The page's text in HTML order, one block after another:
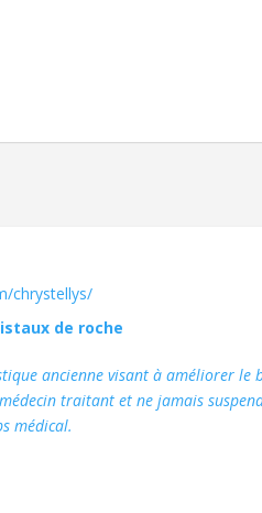
chrystellys/
de roche
ancienne visant à améliorer le
traitant et ne jamais
médical.